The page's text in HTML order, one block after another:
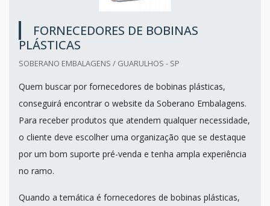
FORNECEDORES DE BOBINAS
PLÁSTICAS
SOBERANO EMBALAGENS / GUARULHOS - SP
Quem buscar por fornecedores de bobinas plásticas,
conseguirá encontrar o website da Soberano Embalagens.
Para receber produtos que atendem qualquer necessidade,
o cliente deve escolher uma organização que se destaque
por um bom suporte pré-venda e tenha ampla experiência
no ramo.
Quando a temática é fornecedores de bobinas plásticas,